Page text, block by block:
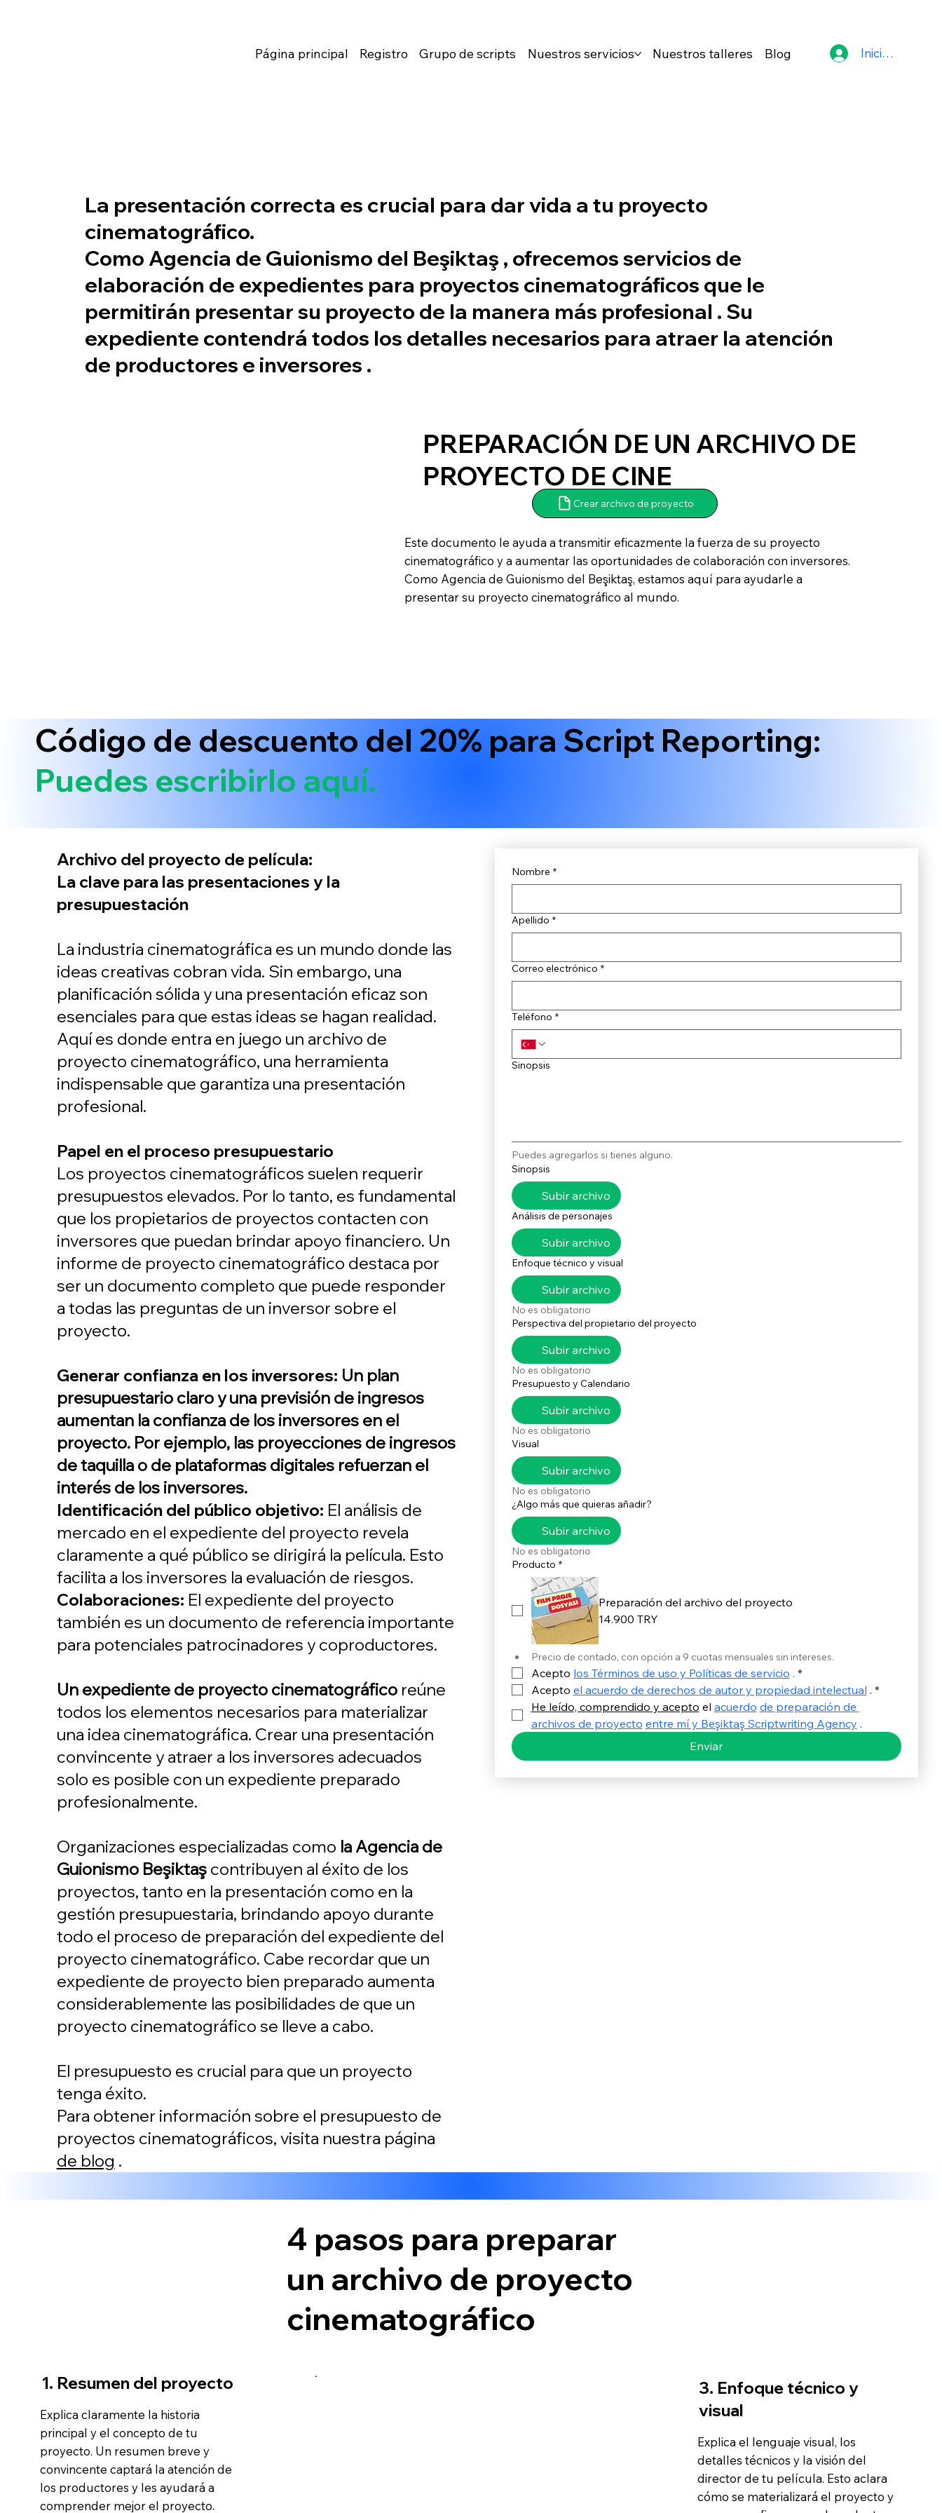
Página principal Registro Grupo de scripts Nuestros servicios Nuestros talleres Blog Iniciar sesión
La presentación correcta es crucial para dar vida a tu proyecto
cinematográfico.
Como Agencia de Guionismo del Beşiktaş , ofrecemos servicios de
elaboración de expedientes para proyectos cinematográficos que le
permitirán presentar su proyecto de la manera más profesional . Su
expediente contendrá todos los detalles necesarios para atraer la atención
de productores e inversores .
PREPARACIÓN DE UN ARCHIVO DE
PROYECTO DE CINE
Crear archivo de proyecto
Este documento le ayuda a transmitir eficazmente la fuerza de su proyecto
cinematográfico y a aumentar las oportunidades de colaboración con inversores.
Como Agencia de Guionismo del Beşiktaş, estamos aquí para ayudarle a
presentar su proyecto cinematográfico al mundo.
Código de descuento del 20% para Script Reporting:
Puedes escribirlo aquí.
Archivo del proyecto de película:
La clave para las presentaciones y la
presupuestación
La industria cinematográfica es un mundo donde las
ideas creativas cobran vida. Sin embargo, una
planificación sólida y una presentación eficaz son
esenciales para que estas ideas se hagan realidad.
Aquí es donde entra en juego un archivo de
proyecto cinematográfico, una herramienta
indispensable que garantiza una presentación
profesional.
Papel en el proceso presupuestario
Los proyectos cinematográficos suelen requerir
presupuestos elevados. Por lo tanto, es fundamental
que los propietarios de proyectos contacten con
inversores que puedan brindar apoyo financiero. Un
informe de proyecto cinematográfico destaca por
ser un documento completo que puede responder
a todas las preguntas de un inversor sobre el
proyecto.
Generar confianza en los inversores: Un plan
presupuestario claro y una previsión de ingresos
aumentan la confianza de los inversores en el
proyecto. Por ejemplo, las proyecciones de ingresos
de taquilla o de plataformas digitales refuerzan el
interés de los inversores.
Identificación del público objetivo: El análisis de
mercado en el expediente del proyecto revela
claramente a qué público se dirigirá la película. Esto
facilita a los inversores la evaluación de riesgos.
Colaboraciones: El expediente del proyecto
también es un documento de referencia importante
para potenciales patrocinadores y coproductores.
Un expediente de proyecto cinematográficoreúne
todos los elementos necesarios para materializar
una idea cinematográfica. Crear una presentación
convincente y atraer a los inversores adecuados
solo es posible con un expediente preparado
profesionalmente.
Organizaciones especializadas como la Agencia de
Guionismo Beşiktaşcontribuyen al éxito de los
proyectos, tanto en la presentación como en la
gestión presupuestaria, brindando apoyo durante
todo el proceso de preparación del expediente del
proyecto cinematográfico. Cabe recordar que un
expediente de proyecto bien preparado aumenta
considerablemente las posibilidades de que un
proyecto cinematográfico se lleve a cabo.
El presupuesto es crucial para que un proyecto
tenga éxito.
Para obtener información sobre el presupuesto de
proyectos cinematográficos, visita nuestra página
de blog .
Nombre *
Apellido *
Correo electrónico *
Teléfono *
Sinopsis
Puedes agregarlos si tienes alguno.
Sinopsis
Subir archivo
Análisis de personajes
Subir archivo
Enfoque técnico y visual
Subir archivo
No es obligatorio
Perspectiva del propietario del proyecto
Subir archivo
No es obligatorio
Presupuesto y Calendario
Subir archivo
No es obligatorio
Visual
Subir archivo
No es obligatorio
¿Algo más que quieras añadir?
Subir archivo
No es obligatorio
Producto *
Preparación del archivo del proyecto
14.900 TRY
Precio de contado, con opción a 9 cuotas mensuales sin intereses.
Acepto los Términos de uso y Políticas de servicio . *
Acepto el acuerdo de derechos de autor y propiedad intelectual . *
He leído, comprendido y acepto el acuerdo de preparación de
archivos de proyecto entre mí y Beşiktaş Scriptwriting Agency .
Enviar
4 pasos para preparar
un archivo de proyecto
cinematográfico
1. Resumen del proyecto
Explica claramente la historia
principal y el concepto de tu
proyecto. Un resumen breve y
convincente captará la atención de
los productores y les ayudará a
comprender mejor el proyecto.
3. Enfoque técnico y
visual
Explica el lenguaje visual, los
detalles técnicos y la visión del
director de tu película. Esto aclara
cómo se materializará el proyecto y